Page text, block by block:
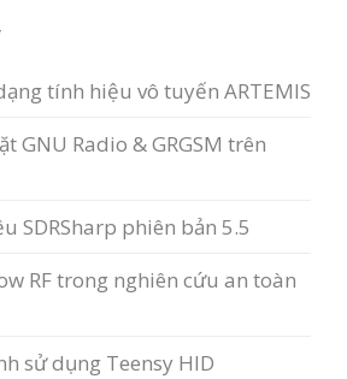
tính hiệu vô tuyến ARTEMIS
GNU Radio & GRGSM trên
SDRSharp phiên bản 5.5
RF trong nghiên cứu an toàn
sử dụng Teensy HID